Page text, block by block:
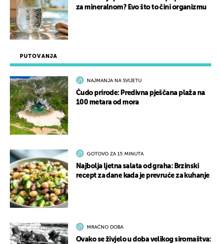
PUTOVANJA
NAJMANJA NA SVIJETU
Čudo prirode: Predivna pješčana plaža na
100 metara od mora
GOTOVO ZA 15 MINUTA
Najbolja ljetna salata od graha: Brzinski
recept za dane kada je prevruće za kuhanje
MRAČNO DOBA
Ovako se živjelo u doba velikog siromaštva:
za mineralnom? Evo što to čini organizmu